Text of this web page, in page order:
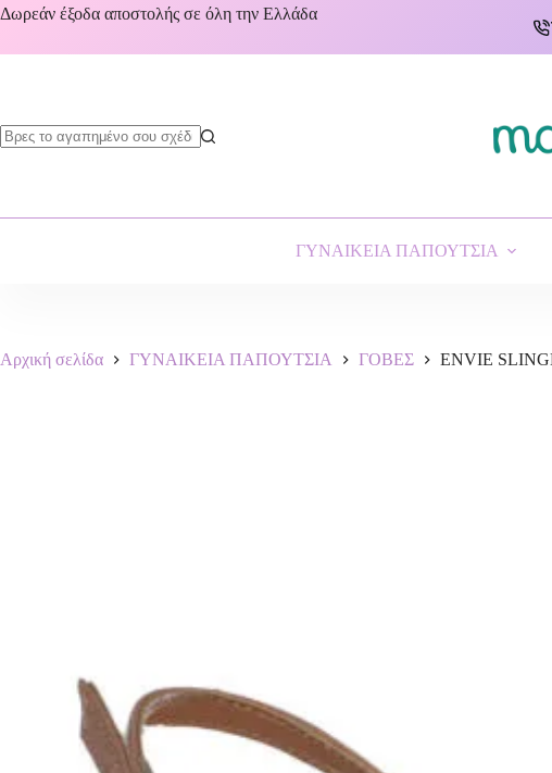
Δωρεάν έξοδα αποστολής σε όλη την Ελλάδα
ΓΥΝΑΙΚΕΙΑ ΠΑΠΟΥΤΣΙΑ
Αρχική σελίδα ΓΥΝΑΙΚΕΙΑ ΠΑΠΟΥΤΣΙΑ ΓΟΒΕΣ ENVIE